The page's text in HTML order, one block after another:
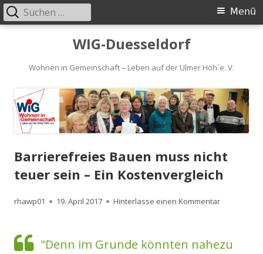
WIG-Duesseldorf
Wohnen in Gemeinschaft – Leben auf der Ulmer Höh´e. V.
Primäres
Menü
Suchen
nach:
Barrierefreies Bauen muss nicht
teuer sein – Ein Kostenvergleich
Autor
rhawp01
Veröffentlicht
19. April 2017 Hinterlasse einen Kommentarzu
"Denn im Grunde könnten nahezu